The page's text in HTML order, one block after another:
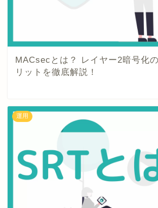
MACsecとは？ レイヤー2暗号化
リットを徹底解説！
運用